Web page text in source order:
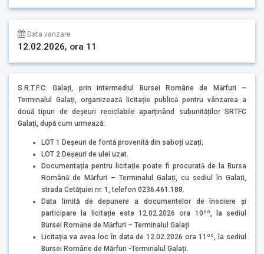
Data vanzare
12.02.2026, ora 11
S.R.T.F.C. Galați, prin intermediul Bursei Române de Mărfuri –
Terminalul Galați, organizează licitație publică pentru vânzarea a
două tipuri de deșeuri reciclabile aparținând subunităților SRTFC
Galați, după cum urmează:
LOT 1 Deșeuri de fontă provenită din saboți uzați;
LOT 2 Deșeuri de ulei uzat.
Documentația pentru licitație poate fi procurată de la Bursa
Română de Mărfuri – Terminalul Galați, cu sediul în Galați,
strada Cetățuiei nr. 1, telefon 0236.461.188.
Data limită de depunere a documentelor de însciere și
participare la licitație este 12.02.2026 ora 10ºº, la sediul
Bursei Romăne de Mărfuri – Terminalul Galați
Licitația va avea loc în data de 12.02.2026 ora 11ºº, la sediul
Bursei Române de Mărfuri -Terminalul Galați.